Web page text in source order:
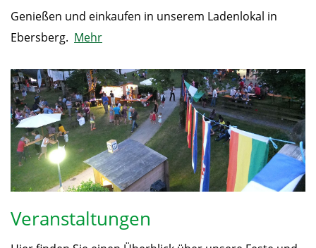
Genießen und einkaufen in unserem Ladenlokal in
Ebersberg. Mehr
Veranstaltungen